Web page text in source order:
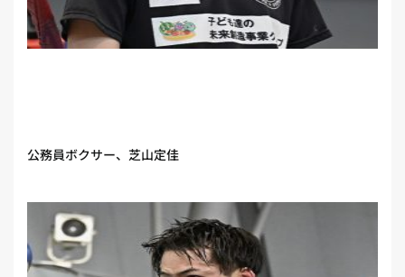
公務員ボクサー、芝山定佳